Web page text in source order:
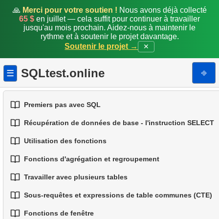
🙏 Merci pour votre soutien ! Nous avons déjà collecté
65 $ en juillet — cela suffit pour continuer à travailler
jusqu'au mois prochain. Aidez-nous à maintenir le
rythme et à soutenir le projet davantage.
Soutenir le projet →
✕
☰ SQLtest.online ⎆
Premiers pas avec SQL
1.Introduction aux bases de données
Comprendre les valeurs NULL en SQL
Récupération de données de base - l'instruction SELECT
1.Sélectionner des données d'une table
Filtrage des données
Utilisation des fonctions
1.Fonctions SQL intégrées
Fonctions de chaîne courantes
Fonctions d'agrégation et regroupement
1.Fonctions d'agrégation de base
Regrouper les données
Travailler avec plusieurs tables
1.Fondamentaux des JOINs en SQL
Sous-requêtes et expressions de table communes (CTE)
1.Introduction aux sous-requêtes
Fonctions de fenêtre